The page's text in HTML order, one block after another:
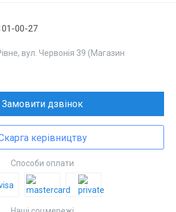
00-27
вул. Червонія 39 (Магазин
Замовити дзвінок
керівництву
Способи оплати